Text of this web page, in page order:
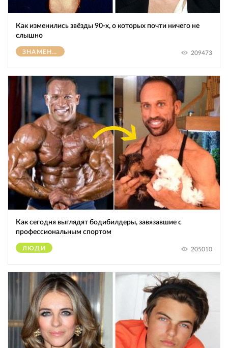
Как изменились звёзды 90-х, о которых почти ничего не
слышно
ЗНАМЕНИТОСТИ 209473
Как сегодня выглядят бодибилдеры, завязавшие с
профессиональным спортом
ЛЮДИ 205010